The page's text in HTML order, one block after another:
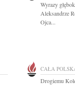
Wyrazy
Aleksandrze
Ojca...
CAŁA
Drogiemu